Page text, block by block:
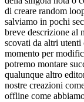
di creare random
salviamo in pochi
breve descrizione al
scovati da altri
momento per
potremo montare
qualunque altro
nostre creazioni
offline come